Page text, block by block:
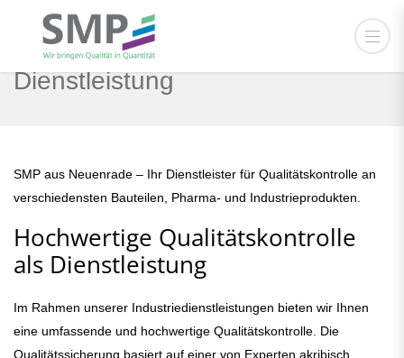
Qualitätskontrolle als
Dienstleistung
SMP aus Neuenrade – Ihr Dienstleister für Qualitätskontrolle an
verschiedensten Bauteilen, Pharma- und Industrieprodukten.
Hochwertige Qualitätskontrolle
als Dienstleistung
Im Rahmen unserer Industriedienstleistungen bieten wir Ihnen
eine umfassende und hochwertige Qualitätskontrolle. Die
Qualitätssicherung basiert auf einer von Experten akribisch